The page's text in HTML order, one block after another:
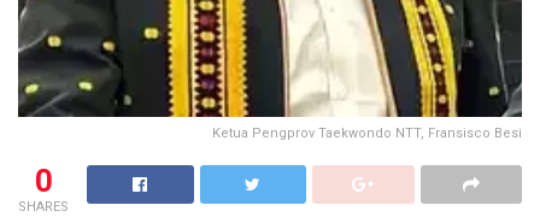
Ketua Pengprov Taekwondo NTT, Fransisco Besi
0
SHARES